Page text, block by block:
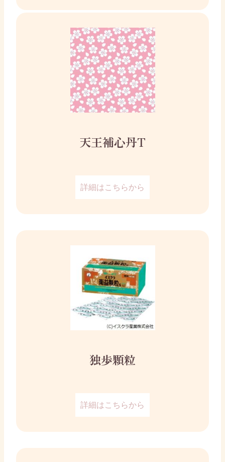
天王補心丹T
詳細はこちらから
独歩顆粒
詳細はこちらから